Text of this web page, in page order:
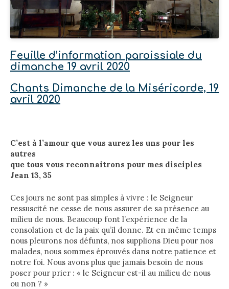
Feuille d’information paroissiale du
dimanche 19 avril 2020
Chants Dimanche de la Miséricorde, 19
avril 2020
C’est à l’amour que vous aurez les uns pour les
autres
que tous vous reconnaitrons pour mes disciples
Jean 13, 35
Ces jours ne sont pas simples à vivre : le Seigneur
ressuscité ne cesse de nous assurer de sa présence au
milieu de nous. Beaucoup font l’expérience de la
consolation et de la paix qu’il donne. Et en même temps
nous pleurons nos défunts, nos supplions Dieu pour nos
malades, nous sommes éprouvés dans notre patience et
notre foi. Nous avons plus que jamais besoin de nous
poser pour prier : « le Seigneur est-il au milieu de nous
ou non ? »